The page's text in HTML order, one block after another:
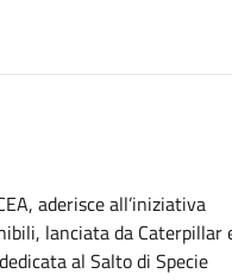
aderisce all’iniziativa
lanciata da Caterpillar
al Salto di Specie